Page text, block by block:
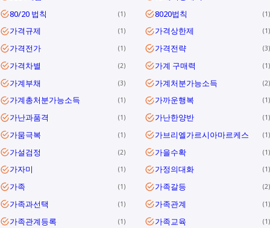
80/20 법칙 1 8020법칙 1
가격규제 1 가격상한제 1
가격전가 1 가격전략 3
가격차별 2 가계 구매력 1
가계부채 3 가계처분가능소득 2
가계총처분가능소득 1 가까운행복 1
가난과품격 1 가난한양반 1
가뭄극복 1 가브리엘가르시아마르케스 1
가설검정 2 가을수확 1
가자미 1 가정의대화 1
가족 1 가족갈등 2
가족과선택 1 가족관계 1
가족관계등록 1 가족교육 1